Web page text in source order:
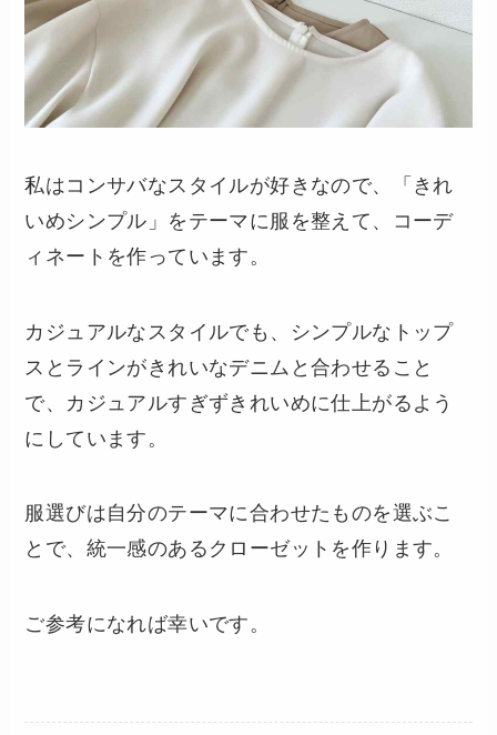
私はコンサバなスタイルが好きなので、「きれ
いめシンプル」をテーマに服を整えて、コーデ
ィネートを作っています。
カジュアルなスタイルでも、シンプルなトップ
スとラインがきれいなデニムと合わせること
で、カジュアルすぎずきれいめに仕上がるよう
にしています。
服選びは自分のテーマに合わせたものを選ぶこ
とで、統一感のあるクローゼットを作ります。
ご参考になれば幸いです。